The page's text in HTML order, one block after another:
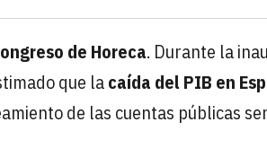
de Horeca. Durante la
que lacaída del PIB en
de las cuentas públicas